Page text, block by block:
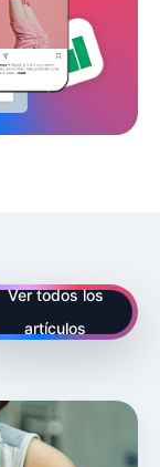
Ver todos los
artículos